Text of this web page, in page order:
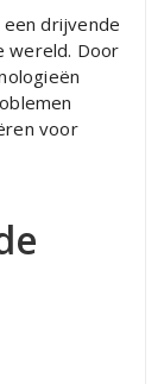
drijvende
wereld. Door
voor